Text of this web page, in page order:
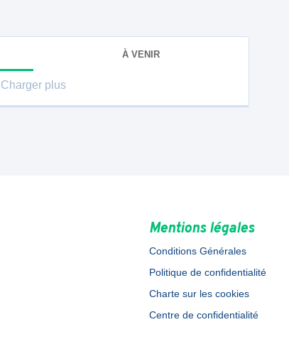
À VENIR
Charger plus
Mentions légales
Conditions Générales
Politique de confidentialité
Charte sur les cookies
Centre de confidentialité